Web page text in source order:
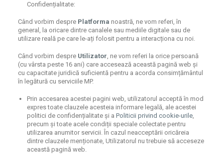
Confidențialitate:
Când vorbim despre Platforma noastră, ne vom referi, în
general, la oricare dintre canalele sau mediile digitale sau de
utilizare reală pe care le-ați folosit pentru a interacționa cu noi.
Când vorbim despre Utilizator, ne vom referi la orice persoană
(cu vârsta peste 16 ani) care accesează această pagină web și
cu capacitate juridică suficientă pentru a acorda consimțământul
în legătură cu serviciile MP.
Prin accesarea acestei pagini web, utilizatorul acceptă în mod
expres toate clauzele acesteia informare legală, ale acestei
politici de confidențialitate și a Politicii privind cookie-urile,
precum și toate acele condiții speciale colectate pentru
utilizarea anumitor servicii. În cazul neacceptării oricăreia
dintre clauzele menționate, Utilizatorul nu trebuie să acceseze
această pagină web.